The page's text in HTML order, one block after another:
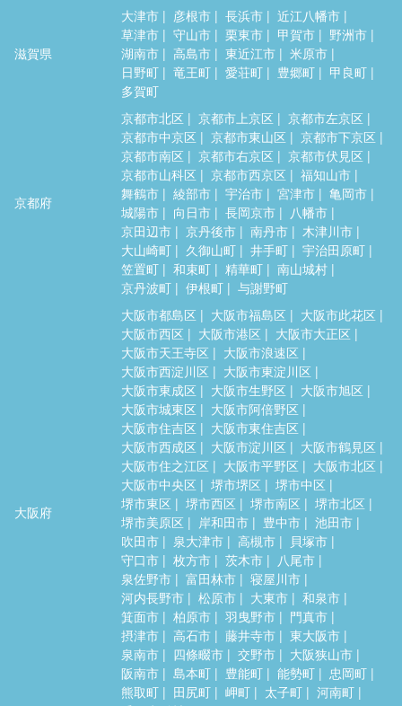
滋賀県
大津市 彦根市 長浜市
近江八幡市
草津市
守山市 栗東市 甲賀市
野洲市
湖南市
高島市 東近江市
米原市
日野町
竜王町 愛荘町 豊郷町
甲良町
多賀町
京都府
京都市北区 京都市上京区
京都市左京区
京都市中京区
京都市東山区
京都市下京区
京都市南区
京都市右京区
京都市伏見区
京都市山科区
京都市西京区
福知山市
舞鶴市
綾部市 宇治市 宮津市
亀岡市
城陽市
向日市 長岡京市
八幡市
京田辺市
京丹後市 南丹市
木津川市
大山崎町
久御山町 井手町
宇治田原町
笠置町
和束町 精華町
南山城村
京丹波町
伊根町 与謝野町
大阪府
大阪市都島区 大阪市福島区
大阪市此花区
大阪市西区
大阪市港区
大阪市大正区
大阪市天王寺区
大阪市浪速区
大阪市西淀川区
大阪市東淀川区
大阪市東成区
大阪市生野区
大阪市旭区
大阪市城東区
大阪市阿倍野区
大阪市住吉区
大阪市東住吉区
大阪市西成区
大阪市淀川区
大阪市鶴見区
大阪市住之江区
大阪市平野区
大阪市北区
大阪市中央区
堺市堺区
堺市中区
堺市東区
堺市西区 堺市南区
堺市北区
堺市美原区
岸和田市 豊中市
池田市
吹田市
泉大津市 高槻市
貝塚市
守口市
枚方市 茨木市
八尾市
泉佐野市
富田林市
寝屋川市
河内長野市
松原市 大東市
和泉市
箕面市
柏原市 羽曳野市
門真市
摂津市
高石市 藤井寺市
東大阪市
泉南市
四條畷市 交野市
大阪狭山市
阪南市
島本町 豊能町 能勢町
忠岡町
熊取町
田尻町 岬町 太子町
河南町